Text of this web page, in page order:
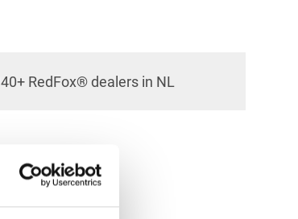
40+ RedFox® dealers in NL